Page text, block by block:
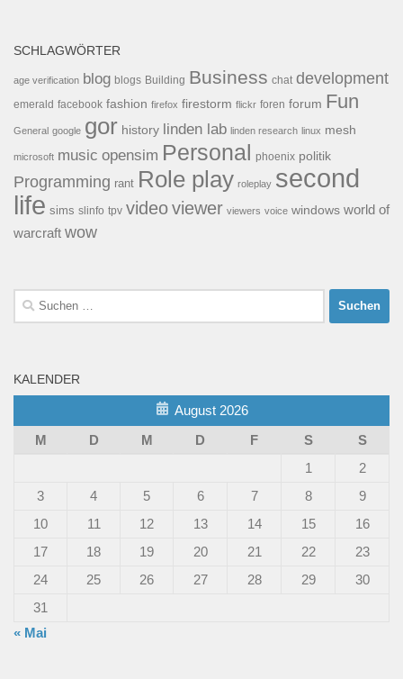
SCHLAGWÖRTER
age verification blog blogs Building Business chat development
emerald facebook fashion firefox firestorm flickr foren forum Fun
General google gor history linden lab linden research linux mesh
microsoft music opensim Personal phoenix politik
Programming rant Role play roleplay second
life sims slinfo tpv videoviewer viewers voice windows world of
warcraft wow
Suchen
nach:
KALENDER
August 2026
M
D M D F S
S
1
2
3
4 5 6 7 8
9
10
11 12 13 14 15
16
17
18 19 20 21 22
23
24
25 26 27 28 29
30
31
« Mai